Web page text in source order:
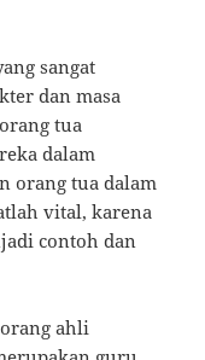
sangat
dan masa
tua
dalam
orang tua dalam
vital, karena
contoh dan
ahli